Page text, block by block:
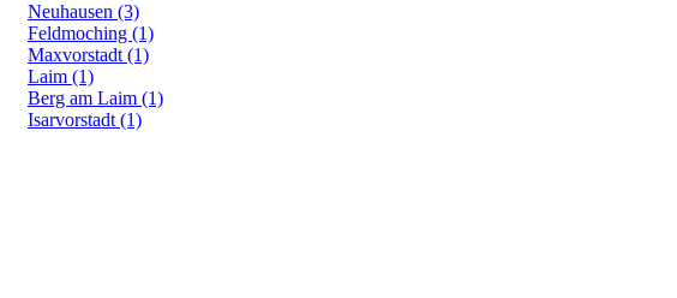
Neuhausen (3)
Feldmoching (1)
Maxvorstadt (1)
Laim (1)
Berg am Laim (1)
Isarvorstadt (1)